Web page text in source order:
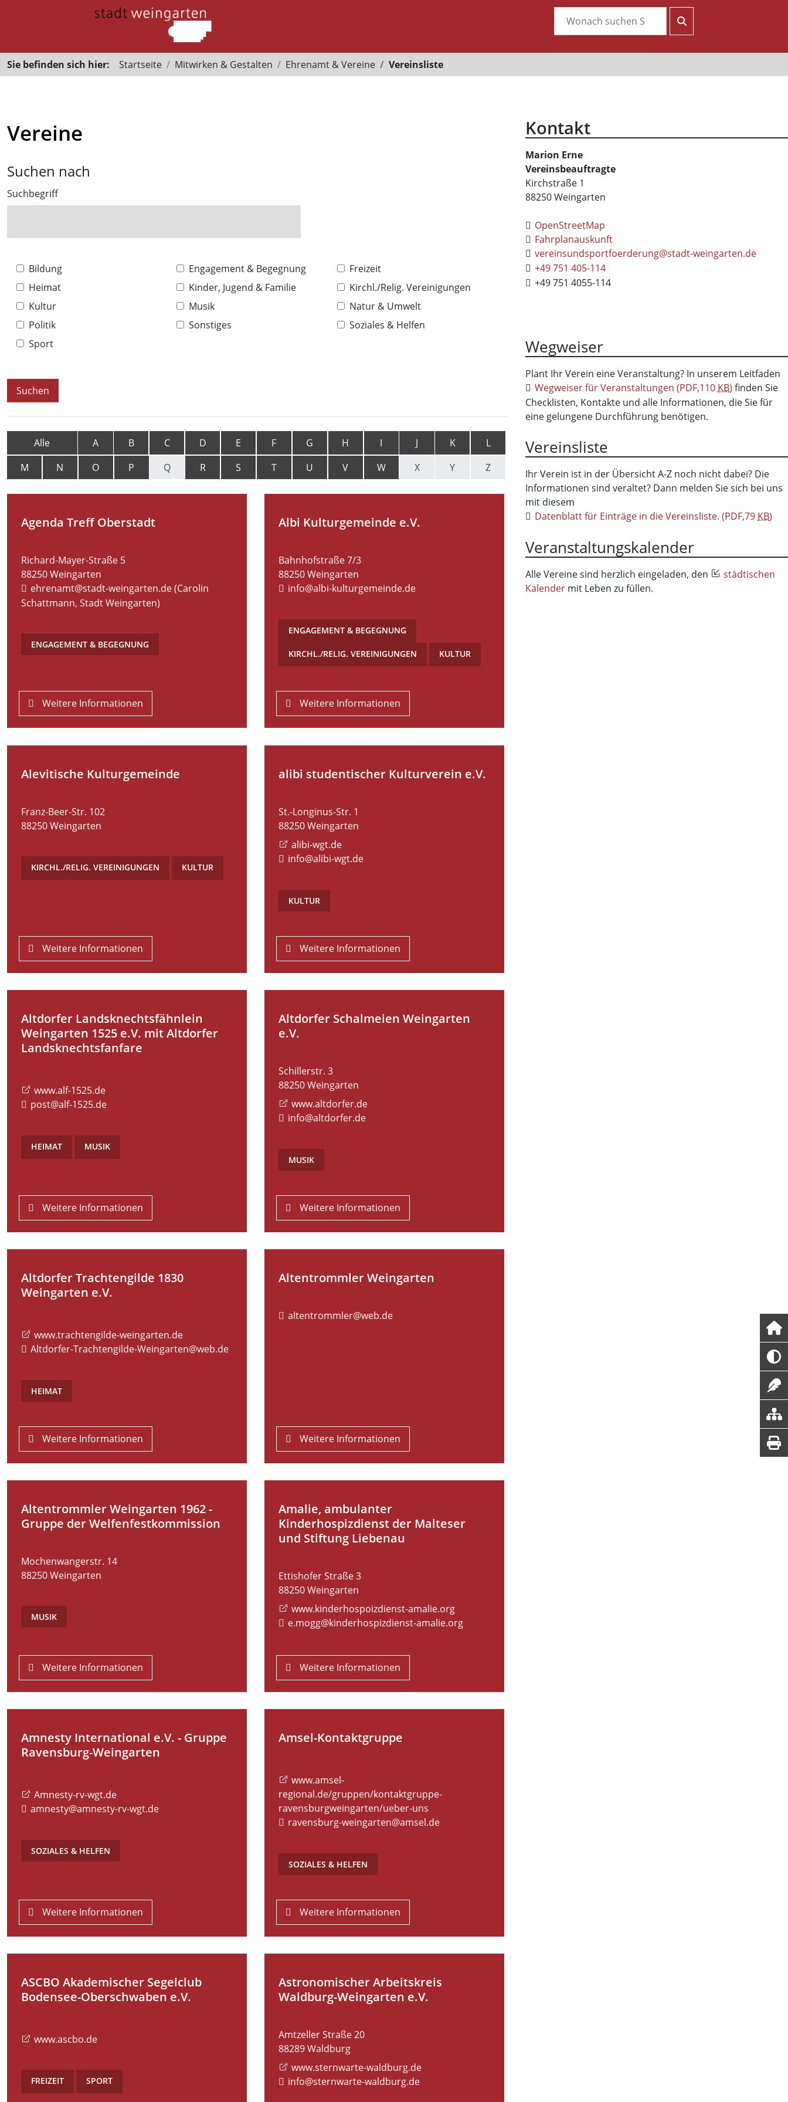
Sie befinden sich hier: Startseite Mitwirken & Gestalten Ehrenamt & Vereine Vereinsliste
Vereine
Suchen nach
Suchbegriff
Bildung Engagement & Begegnung
Freizeit
Heimat
Kinder, Jugend & Familie
Kirchl./Relig. Vereinigungen
Kultur
Musik
Natur & Umwelt
Politik
Sonstiges
Soziales & Helfen
Sport
Alle A B C D E F G H I J K
L
M
N O P Q R S T U V W X Y Z
Agenda Treff Oberstadt
Richard-Mayer-Straße 5
88250Weingarten
ehrenamt@stadt-weingarten.de (Carolin
Schattmann, Stadt Weingarten)
ENGAGEMENT & BEGEGNUNG
Weitere Informationen
Albi Kulturgemeinde e.V.
Bahnhofstraße 7/3
88250 Weingarten
info@albi-kulturgemeinde.de
ENGAGEMENT & BEGEGNUNG
KIRCHL./RELIG. VEREINIGUNGEN KULTUR
Weitere Informationen
Alevitische Kulturgemeinde
Franz-Beer-Str. 102
88250Weingarten
KIRCHL./RELIG. VEREINIGUNGEN KULTUR
Weitere Informationen
alibi studentischer Kulturverein e.V.
St.-Longinus-Str. 1
88250 Weingarten
alibi-wgt.de
info@alibi-wgt.de
KULTUR
Weitere Informationen
Altdorfer Landsknechtsfähnlein
Weingarten 1525 e.V. mit Altdorfer
Landsknechtsfanfare
www.alf-1525.de
post@alf-1525.de
HEIMAT MUSIK
Weitere Informationen
Altdorfer Schalmeien Weingarten
e.V.
Schillerstr. 3
88250 Weingarten
www.altdorfer.de
info@altdorfer.de
MUSIK
Weitere Informationen
Altdorfer Trachtengilde 1830
Weingarten e.V.
www.trachtengilde-weingarten.de
Altdorfer-Trachtengilde-Weingarten@web.de
HEIMAT
Weitere Informationen
Altentrommler Weingarten
altentrommler@web.de
Weitere Informationen
Altentrommler Weingarten 1962 -
Gruppe der Welfenfestkommission
Mochenwangerstr. 14
88250Weingarten
MUSIK
Weitere Informationen
Amalie, ambulanter
Kinderhospizdienst der Malteser
und Stiftung Liebenau
Ettishofer Straße 3
88250 Weingarten
www.kinderhospoizdienst-amalie.org
e.mogg@kinderhospizdienst-amalie.org
Weitere Informationen
Amnesty International e.V. - Gruppe
Ravensburg-Weingarten
Amnesty-rv-wgt.de
amnesty@amnesty-rv-wgt.de
SOZIALES & HELFEN
Weitere Informationen
Amsel-Kontaktgruppe
www.amsel-
regional.de/gruppen/kontaktgruppe-
ravensburgweingarten/ueber-uns
ravensburg-weingarten@amsel.de
SOZIALES & HELFEN
Weitere Informationen
ASCBO Akademischer Segelclub
Bodensee-Oberschwaben e.V.
www.ascbo.de
FREIZEIT SPORT
Astronomischer Arbeitskreis
Waldburg-Weingarten e.V.
Amtzeller Straße 20
88289 Waldburg
www.sternwarte-waldburg.de
info@sternwarte-waldburg.de
Kontakt
Marion Erne
Vereinsbeauftragte
Kirchstraße 1
88250Weingarten
OpenStreetMap
Fahrplanauskunft
vereinsundsportfoerderung@stadt-weingarten.de
+49 751 405-114
+49 751 4055-114
Wegweiser
Plant Ihr Verein eine Veranstaltung? In unserem Leitfaden
Wegweiser für Veranstaltungen (PDF,110 KB) finden Sie
Checklisten, Kontakte und alle Informationen, die Sie für
eine gelungene Durchführung benötigen.
Vereinsliste
Ihr Verein ist in der Übersicht A-Z noch nicht dabei? Die
Informationen sind veraltet? Dann melden Sie sich bei uns
mit diesem
Datenblatt für Einträge in die Vereinsliste. (PDF,79 KB)
Veranstaltungskalender
Alle Vereine sind herzlich eingeladen, den
städtischen
Kalender mit Leben zu füllen.